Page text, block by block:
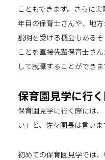
こともできます。さらに
年目の保育士さんや、地
説明を受ける機会もある
ことを直接先輩保育士さ
して就職することができま
保育園見学に行
保育園見学に行く際には
い」と、佐々園長は言いま
初めての保育園見学では